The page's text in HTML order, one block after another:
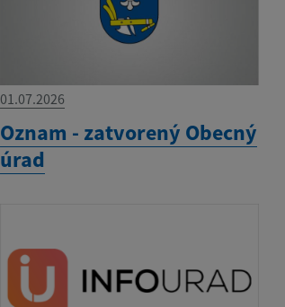
01.07.2026
Oznam - zatvorený Obecný
úrad